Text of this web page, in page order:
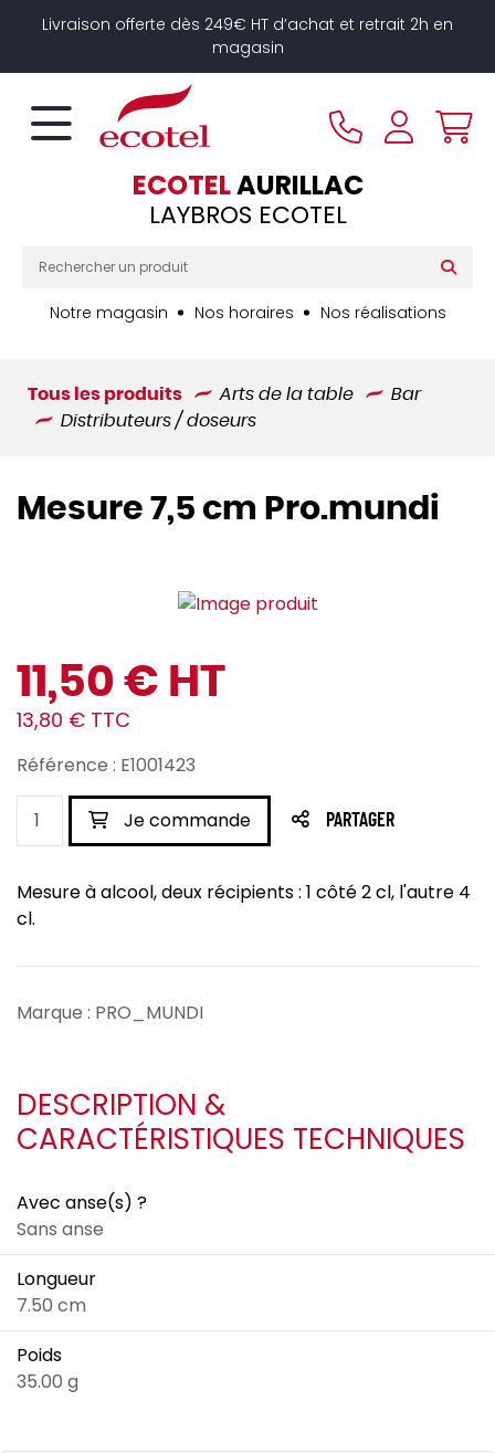
Livraison offerte dès 249€ HT d’achat et retrait 2h en
magasin
ECOTELAURILLAC
LAYBROS ECOTEL
Notre magasin Nos horaires Nos réalisations
Tous les produits Arts de la table
Bar
Distributeurs / doseurs
Mesure 7,5 cm Pro.mundi
11,50 € HT
13,80 € TTC
Référence : E1001423
Je commande PARTAGER
Mesure à alcool, deux récipients : 1 côté 2 cl, l'autre 4
cl.
Marque : PRO_MUNDI
DESCRIPTION &
CARACTÉRISTIQUES TECHNIQUES
Avec anse(s) ?
Sans anse
Longueur
7.50 cm
Poids
35.00 g
Panneau de gestion des cookies